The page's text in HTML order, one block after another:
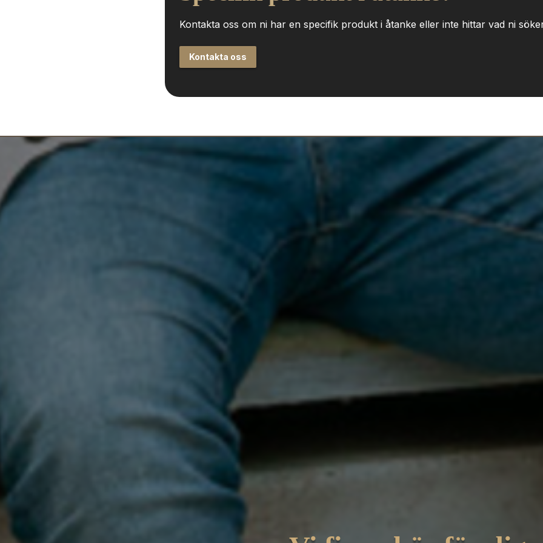
Kontakta oss om ni har en specifik produkt i åtanke eller inte hittar vad ni
Kontakta oss